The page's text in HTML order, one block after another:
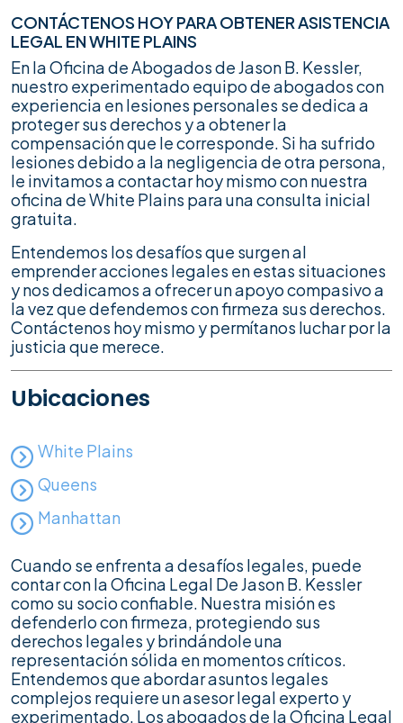
CONTÁCTENOS HOY PARA OBTENER ASISTENCIA
LEGAL EN WHITE PLAINS
En la Oficina de Abogados de Jason B. Kessler,
nuestro experimentado equipo de abogados con
experiencia en lesiones personales se dedica a
proteger sus derechos y a obtener la
compensación que le corresponde. Si ha sufrido
lesiones debido a la negligencia de otra persona,
le invitamos a contactar hoy mismo con nuestra
oficina de White Plains para una consulta inicial
gratuita.
Entendemos los desafíos que surgen al
emprender acciones legales en estas situaciones
y nos dedicamos a ofrecer un apoyo compasivo a
la vez que defendemos con firmeza sus derechos.
Contáctenos hoy mismo y permítanos luchar por la
justicia que merece.
Ubicaciones
White Plains
Queens
Manhattan
Cuando se enfrenta a desafíos legales, puede
contar con la Oficina Legal De Jason B. Kessler
como su socio confiable. Nuestra misión es
defenderlo con firmeza, protegiendo sus
derechos legales y brindándole una
representación sólida en momentos críticos.
Entendemos que abordar asuntos legales
complejos requiere un asesor legal experto y
experimentado. Los abogados de la Oficina Legal